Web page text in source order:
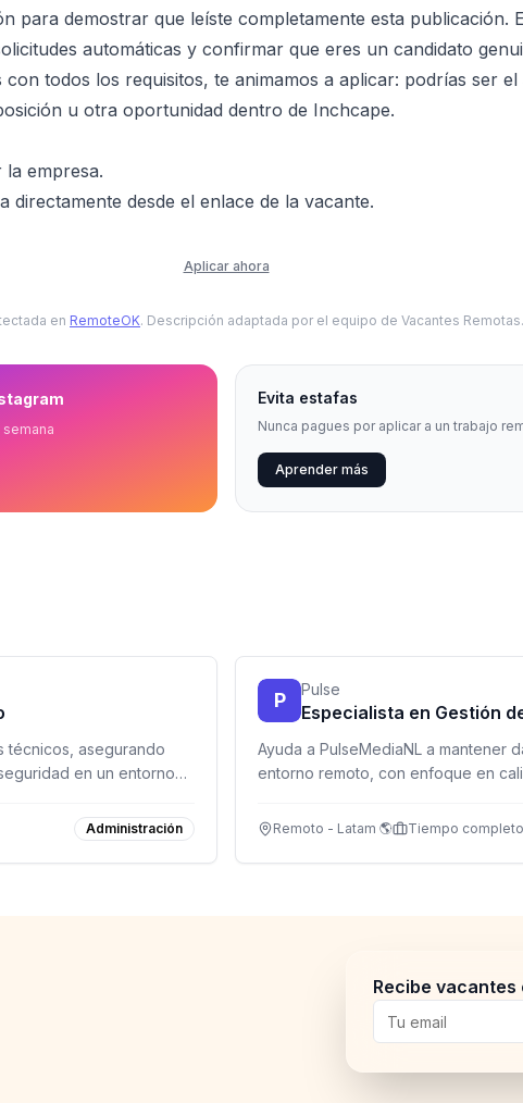
para demostrar que leíste completamente esta publicación.
automáticas y confirmar que eres un candidato
todos los requisitos, te animamos a aplicar: podrías ser el
u otra oportunidad dentro de Inchcape.
empresa.
directamente desde el enlace de la vacante.
Aplicar ahora
en RemoteOK. Descripción adaptada por el equipo de Vacantes Remotas.
Evita estafas
Nunca pagues por aplicar a un trabajo
Aprender más
técnicos, asegurando
en un entorno
Administración
P Pulse
Especialista en Gestión
Ayuda a PulseMediaNL a mantener
entorno remoto, con enfoque en
Remoto - Latam 🌎 Tiempo completo
Recibe vacantes